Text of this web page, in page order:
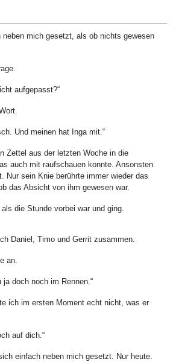
mich gesetzt, als ob nichts gewesen
aufgepasst?“
Und meinen hat Inga mit.“
Zettel aus der letzten Woche in die
auch mit raufschauen konnte. Ansonsten
Nur sein Knie berührte immer wieder das
das Absicht von ihm gewesen war.
als die Stunde vorbei war und ging.
Daniel, Timo und Gerrit zusammen.
an.
doch noch im Rennen.“
ich im ersten Moment echt nicht, was er
auf dich.“
einfach neben mich gesetzt. Nur heute.